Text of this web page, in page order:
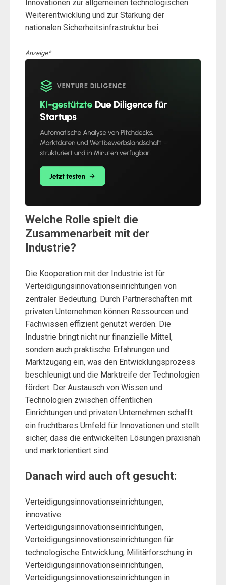
Innovationen zur allgemeinen technologischen
Weiterentwicklung und zur Stärkung der
nationalen Sicherheitsinfrastruktur bei.
Anzeige*
Welche Rolle spielt die
Zusammenarbeit mit der
Industrie?
Die Kooperation mit der Industrie ist für
Verteidigungsinnovationseinrichtungen von
zentraler Bedeutung. Durch Partnerschaften mit
privaten Unternehmen können Ressourcen und
Fachwissen effizient genutzt werden. Die
Industrie bringt nicht nur finanzielle Mittel,
sondern auch praktische Erfahrungen und
Marktzugang ein, was den Entwicklungsprozess
beschleunigt und die Marktreife der Technologien
fördert. Der Austausch von Wissen und
Technologien zwischen öffentlichen
Einrichtungen und privaten Unternehmen schafft
ein fruchtbares Umfeld für Innovationen und stellt
sicher, dass die entwickelten Lösungen praxisnah
und marktorientiert sind.
Danach wird auch oft gesucht:
Verteidigungsinnovationseinrichtungen,
innovative
Verteidigungsinnovationseinrichtungen,
Verteidigungsinnovationseinrichtungen für
technologische Entwicklung, Militärforschung in
Verteidigungsinnovationseinrichtungen,
Verteidigungsinnovationseinrichtungen in